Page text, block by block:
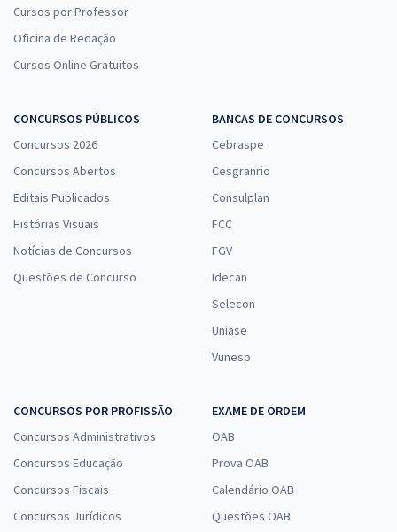
Cursos por Professor
Oficina de Redação
Cursos Online Gratuitos
CONCURSOS PÚBLICOS
Concursos 2026
Concursos Abertos
Editais Publicados
Histórias Visuais
Notícias de Concursos
Questões de Concurso
BANCAS DE CONCURSOS
Cebraspe
Cesgranrio
Consulplan
FCC
FGV
Idecan
Selecon
Uniase
Vunesp
CONCURSOS POR PROFISSÃO
Concursos Administrativos
Concursos Educação
Concursos Fiscais
Concursos Jurídicos
EXAME DE ORDEM
OAB
Prova OAB
Calendário OAB
Questões OAB